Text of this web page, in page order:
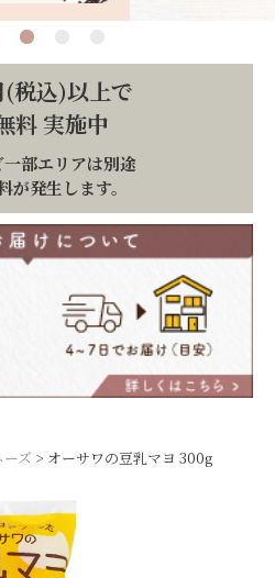
税込)以上で
料 実施中
部エリアは別途
が発生します。
ズ オーサワの豆乳マヨ 300g